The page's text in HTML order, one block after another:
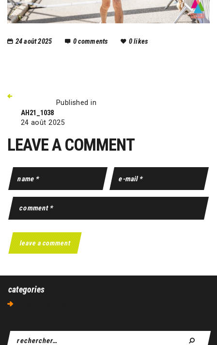
24 août 2025 0comments 0likes
Published in
AH21_1038
24 août 2025
LEAVE A COMMENT
categories